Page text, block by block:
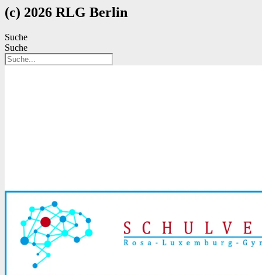
(c) 2026 RLG Berlin
Suche
Suche